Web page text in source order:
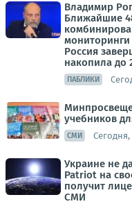
Владимир
Ближайшие
Россия
накопила до
ПАБЛИКИ
учебников
СМИ Сегодня,
Украине не
Patriot на
получит
СМИ